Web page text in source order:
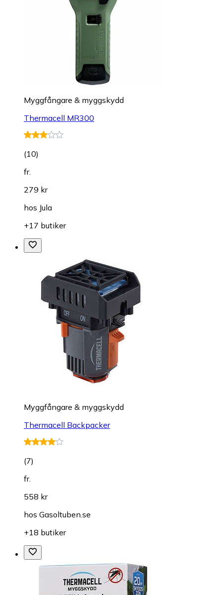
Myggfångare & myggskydd
Thermacell MR300
(10)
fr.
279 kr
hos Jula
+17 butiker
Myggfångare & myggskydd
Thermacell Backpacker
(7)
fr.
558 kr
hos Gasoltuben.se
+18 butiker